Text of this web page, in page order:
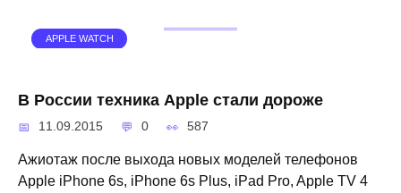
APPLE WATCH
В России техника Apple стали дороже
11.09.2015 0 587
Ажиотаж после выхода новых моделей телефонов
Apple iPhone 6s, iPhone 6s Plus, iPad Pro, Apple TV 4